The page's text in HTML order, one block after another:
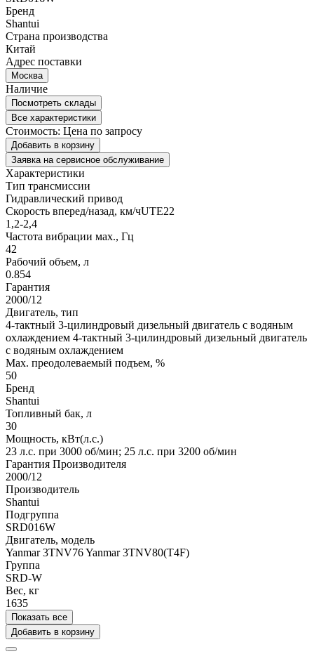
Бренд
Shantui
Страна производства
Китай
Адрес поставки
Москва
Наличие
Посмотреть склады
Все характеристики
Стоимость: Цена по запросу
Добавить в корзину
Заявка на сервисное обслуживание
Характеристики
Тип трансмиссии
Гидравлический привод
Скорость вперед/назад, км/чUTE22
1,2-2,4
Частота вибрации мах., Гц
42
Рабочий объем, л
0.854
Гарантия
2000/12
Двигатель, тип
4-тактный 3-цилиндровый дизельный двигатель с водяным
охлаждением 4-тактный 3-цилиндровый дизельный двигатель
с водяным охлаждением
Max. преодолеваемый подъем, %
50
Бренд
Shantui
Топливный бак, л
30
Мощность, кВт(л.с.)
23 л.с. при 3000 об/мин; 25 л.с. при 3200 об/мин
Гарантия Производителя
2000/12
Производитель
Shantui
Подгруппа
SRD016W
Двигатель, модель
Yanmar 3TNV76 Yanmar 3TNV80(T4F)
Группа
SRD-W
Вес, кг
1635
Показать все
Добавить в корзину